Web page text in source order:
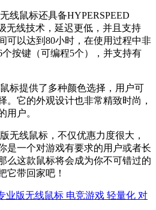
线鼠标还具备HYPERSPEED
无线技术，延迟更低，并且支持
可以达到80小时，在使用过程中非
按键（可编程5个），并支持有
标提供了多种颜色选择，用户可
。它的外观设计也非常精致时尚，
用户。
无线鼠标，不仅优惠力度很大，
是一个对游戏有要求的用户或者长
么这款鼠标将会成为你不可错过的
它带回家吧！
业版无线鼠标 电竞游戏 轻量化 对